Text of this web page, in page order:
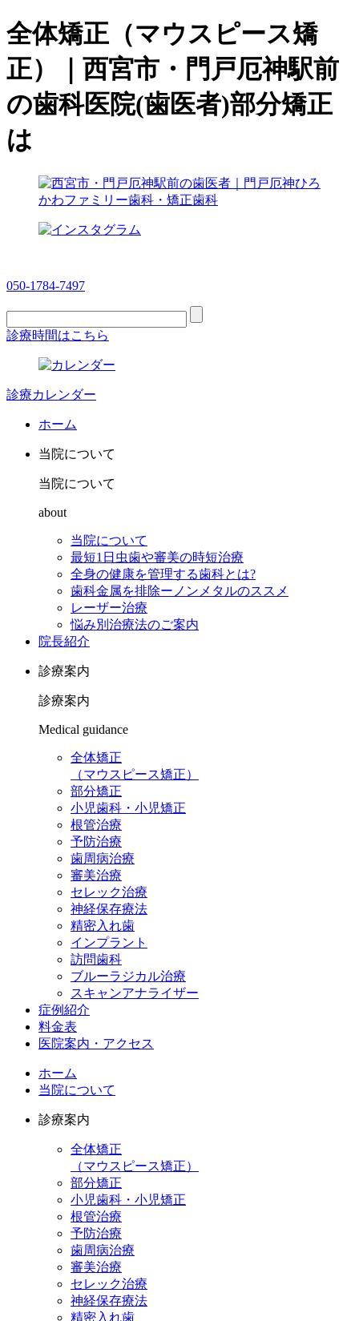
全体矯正（マウスピース矯
正）｜西宮市・門戸厄神駅前
の歯科医院(歯医者)部分矯正
は
050-1784-7497
診療時間はこちら
診療カレンダー
ホーム
当院について
当院について
about
当院について
最短1日虫歯や審美の時短治療
全身の健康を管理する歯科とは?
歯科金属を排除ーノンメタルのススメ
レーザー治療
悩み別治療法のご案内
院長紹介
診療案内
診療案内
Medical guidance
全体矯正
（マウスピース矯正）
部分矯正
小児歯科・小児矯正
根管治療
予防治療
歯周病治療
審美治療
セレック治療
神経保存療法
精密入れ歯
インプラント
訪問歯科
ブルーラジカル治療
スキャンアナライザー
症例紹介
料金表
医院案内・アクセス
ホーム
当院について
診療案内
全体矯正
（マウスピース矯正）
部分矯正
小児歯科・小児矯正
根管治療
予防治療
歯周病治療
審美治療
セレック治療
神経保存療法
精密入れ歯